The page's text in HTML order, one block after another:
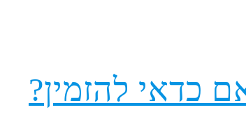
כדאי להזמין?